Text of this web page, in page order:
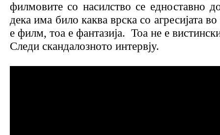
филмовите со насилство се едноставно
дека има било каква врска со агресијата
е филм, тоа е фантазија. Тоа не е
Следи скандалозното интервју.